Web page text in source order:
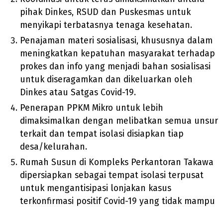
pihak Dinkes, RSUD dan Puskesmas untuk
menyikapi terbatasnya tenaga kesehatan.
Penajaman materi sosialisasi, khususnya dalam
meningkatkan kepatuhan masyarakat terhadap
prokes dan info yang menjadi bahan sosialisasi
untuk diseragamkan dan dikeluarkan oleh
Dinkes atau Satgas Covid-19.
Penerapan PPKM Mikro untuk lebih
dimaksimalkan dengan melibatkan semua unsur
terkait dan tempat isolasi disiapkan tiap
desa/kelurahan.
Rumah Susun di Kompleks Perkantoran Takawa
dipersiapkan sebagai tempat isolasi terpusat
untuk mengantisipasi lonjakan kasus
terkonfirmasi positif Covid-19 yang tidak mampu